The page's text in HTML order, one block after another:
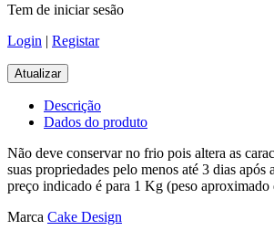
Tem de iniciar sesão
Login | Registar
Descrição
Dados do produto
Não deve conservar no frio pois altera as
suas propriedades pelo menos até 3 dias após
preço indicado é para 1 Kg (peso
Marca Cake Design